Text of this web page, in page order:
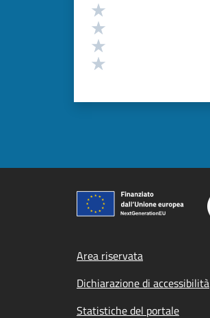
Footer menu
Area riservata
Dichiarazione di accessibilità
Statistiche del portale